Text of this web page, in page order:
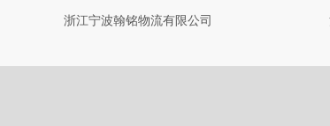
浙江宁波翰铭物流有限公司